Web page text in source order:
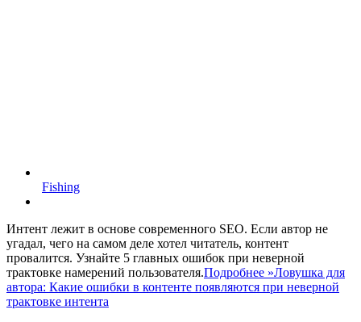
Fishing
Интент лежит в основе современного SEO. Если автор не
угадал, чего на самом деле хотел читатель, контент
провалится. Узнайте 5 главных ошибок при неверной
трактовке намерений пользователя.Подробнее »Ловушка для
автора: Какие ошибки в контенте появляются при неверной
трактовке интента